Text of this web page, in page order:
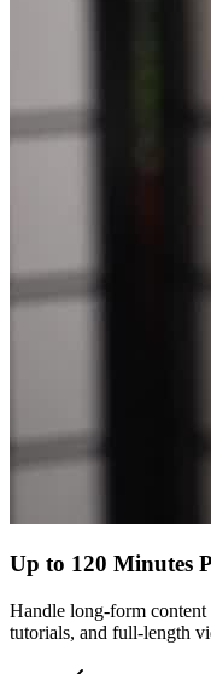
Up to 120 Minutes
Handle long-form content
tutorials, and full-length